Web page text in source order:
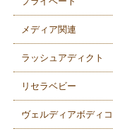
メディア関連
ラッシュアディクト
リセラベビー
ヴェルディアボディ